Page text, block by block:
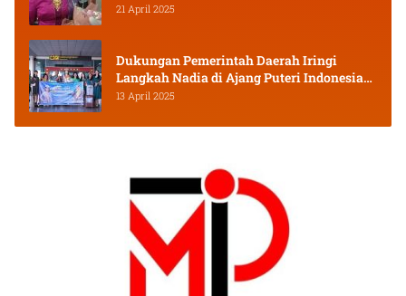
21 April 2025
Dukungan Pemerintah Daerah Iringi
Langkah Nadia di Ajang Puteri Indonesia
2025
13 April 2025